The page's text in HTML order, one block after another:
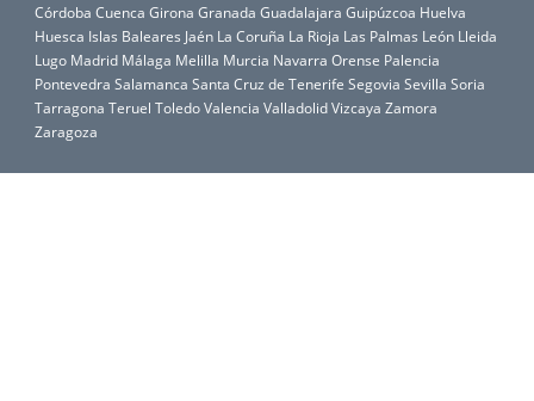
Córdoba Cuenca Girona Granada Guadalajara Guipúzcoa Huelva
Huesca Islas Baleares Jaén La Coruña La Rioja Las Palmas León Lleida
Lugo Madrid Málaga Melilla Murcia Navarra Orense Palencia
Pontevedra Salamanca Santa Cruz de Tenerife Segovia Sevilla Soria
Tarragona Teruel ToledoValencia ValladolidVizcaya Zamora
Zaragoza